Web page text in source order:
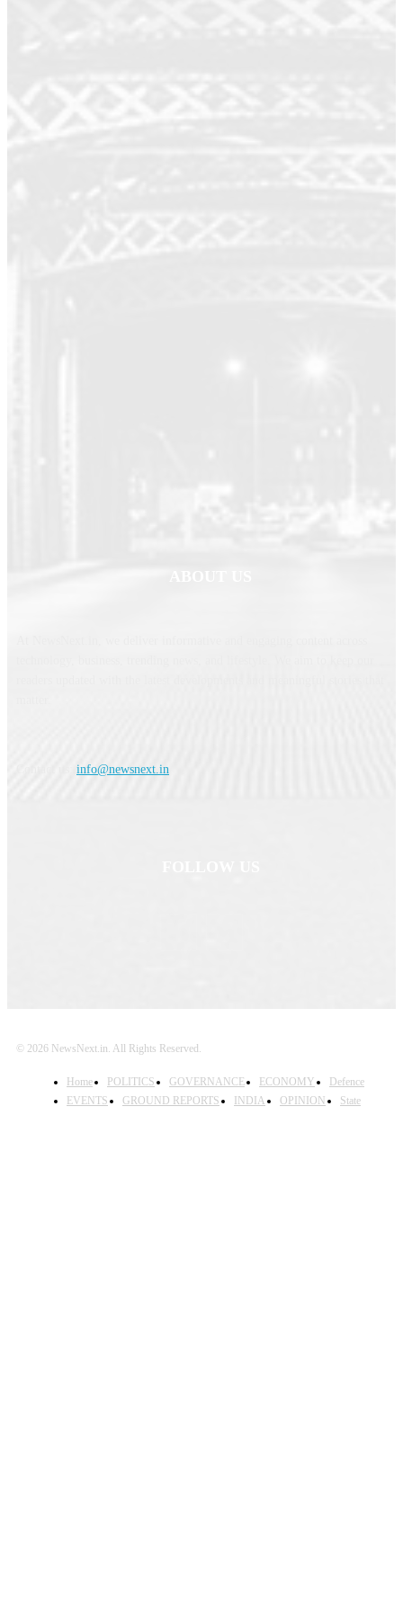
info@newsnext.in
© 2026 NewsNext.in. All Rights Reserved.
Home POLITICS GOVERNANCE ECONOMY
Defence
EVENTS
GROUND REPORTS INDIA OPINION State